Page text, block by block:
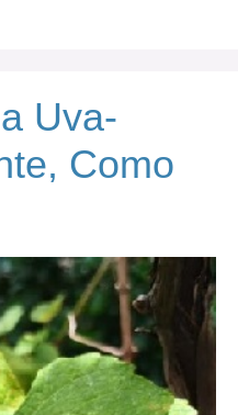
Uva-
Como